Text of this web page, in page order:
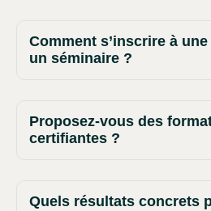
Comment s’inscrire à
un séminaire ?
Proposez-vous des
certifiantes ?
Quels résultats concrets